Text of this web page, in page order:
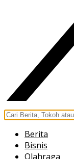
Berita
Bisnis
Olahraga